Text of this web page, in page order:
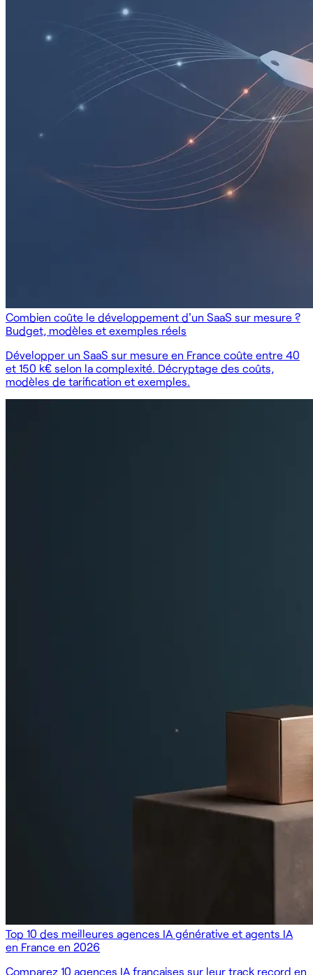
Combien coûte le développement d'un SaaS sur mesure ?
Budget, modèles et exemples réels
Développer un SaaS sur mesure en France coûte entre 40
et 150 k€ selon la complexité. Décryptage des coûts,
modèles de tarification et exemples.
Top 10 des meilleures agences IA générative et agents IA
en France en 2026
Comparez 10 agences IA françaises sur leur track record en